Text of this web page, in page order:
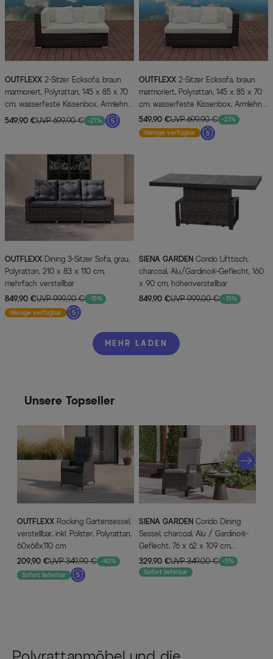
OUTFLEXX
marmoriert, Polyrattan, 145 x 85 x 70
cm, wasserfeste Kissenbox, Armlehne
re.
549,90 €UVP 699,90 € -21%
OUTFLEXX
marmoriert, Polyrattan, 145 x 85 x 70
cm, wasserfeste Kissenbox, Armlehne
li.
549,90 €UVP 699,90 € -21%
Wenige verfügbar
OUTFLEXX
Polyrattan, 210 x 83 x 110 cm,
mehrfach verstellbar
849,90 €UVP 999,90 € -15%
Wenige verfügbar
SIENA GARDEN
charcoal, Alu/Gardino®-Geflecht, 160
x 90 cm, höhenverstellbar
849,90 €UVP 999,00 € -15%
MEHR LADEN
Unsere Topseller
OUTFLEXX
verstellbar, inkl. Polster, Polyrattan,
60x68x110 cm
209,90 €UVP 349,90 € -40%
Sofort lieferbar
SIENA GARDEN
Sessel, charcoal, Alu / Gardino®-
Geflecht, 76 x 62 x 109 cm,
verstellbar
329,90 €UVP 349,00 € -5%
Sofort lieferbar